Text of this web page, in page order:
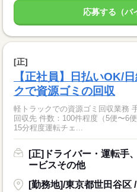
応募する（バ
[正]
【正社員】日払いOK/
クで資源ゴミの回収
軽トラックでの資源ゴミ回収業務
回収先 件数：100件程度（5便〜6
15分程度運転チェ...
[正]ドライバー・運転手
ービスその他
[勤務地]/東京都世田谷区